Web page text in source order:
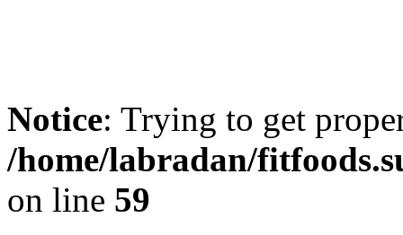
Notice: Trying to get
/home/labradan/
on line 59